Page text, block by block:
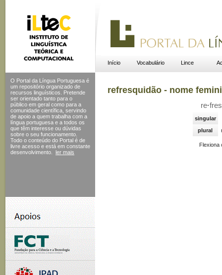
Início Vocabulário Lince
O Portal da Língua Portuguesa é
um repositório organizado de
recursos linguísticos. Pretende
ser orientado tanto para o
público em geral como para a
comunidade científica, servindo
de apoio a quem trabalha com a
língua portuguesa e a todos os
que têm interesse ou dúvidas
sobre o seu funcionamento.
Todo o conteúdo do Portal é de
livre acesso e está em constante
desenvolvimento.
ler mais
refresquidão - nome
re·fres
singular
plural
Flexiona